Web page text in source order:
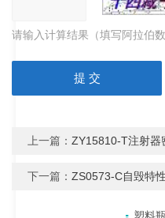
请输入计算结果（填写阿拉伯
上一篇：ZY15810-T注射器
下一篇：ZS0573-C自毁特
相关文